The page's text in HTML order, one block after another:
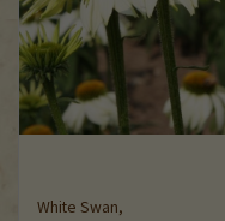
White Swan,